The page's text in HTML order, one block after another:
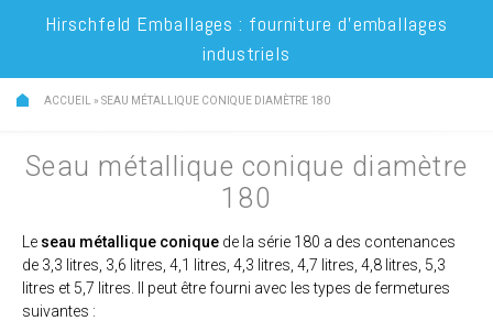
Hirschfeld Emballages : fourniture d’emballages
industriels
ACCUEIL » SEAU MÉTALLIQUE CONIQUE DIAMÈTRE 180
Seau métallique conique diamètre
180
Le seau métallique conique de la série 180 a des contenances
de 3,3 litres, 3,6 litres, 4,1 litres, 4,3 litres, 4,7 litres, 4,8 litres, 5,3
litres et 5,7 litres. Il peut être fourni avec les types de fermetures
suivantes :